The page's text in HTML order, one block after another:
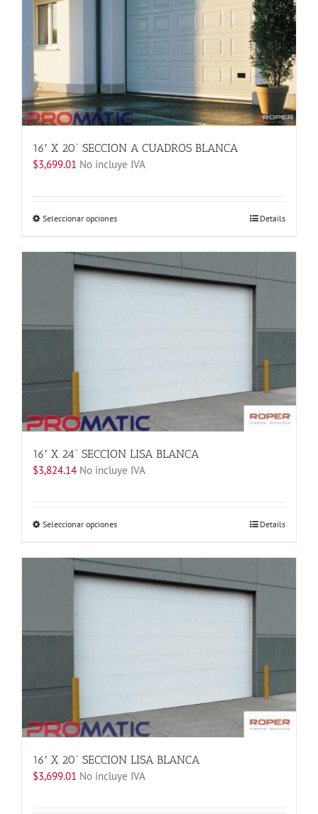
opciones
elegir
en
la
página
de
producto
16′ X 20” SECCION A CUADROS BLANCA
$3,699.01 No incluye IVA
Seleccionar opcionesEste
tiene
múltiples
variantes.
página
de
Details
16′ X 24” SECCION LISA BLANCA
$3,824.14 No incluye IVA
Seleccionar opcionesEste
tiene
múltiples
variantes.
página
de
Details
16′ X 20” SECCION LISA BLANCA
$3,699.01 No incluye IVA